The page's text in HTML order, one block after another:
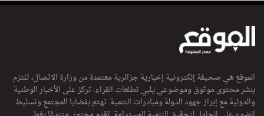
الموقع هي صحيفة إلكترونية إخبارية جزائرية معتمدة من وزارة الاتصال، تلتزم
بنشر محتوى موثوق وموضوعي يلبي تطلعات القراء. تركز على الأخبار الوطنية
والدولية مع إبراز جهود الدولة ومبادرات التنمية. تهتم بقضايا المجتمع وتسليط